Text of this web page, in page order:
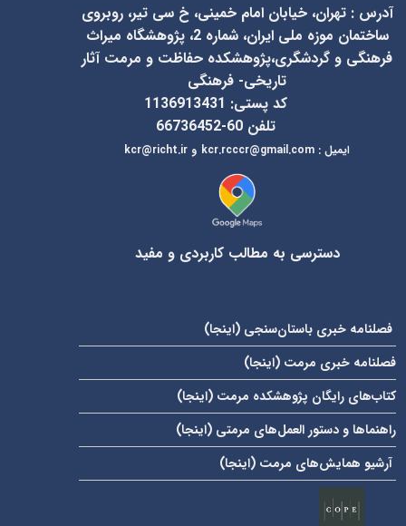
آدرس : تهران، خیابان امام خمینی، خ سی تیر، روبروی
ساختمان موزه ملی ایران، شماره 2، پژوهشگاه میراث
فرهنگی و گردشگری،پژوهشکده حفاظت و مرمت آثار
تاریخی- فرهنگی
کد پستی: 1136913431
تلفن 60-66736452
ایمیل:
kcr@richt.ir و kcr.rcccr@gmail.com
دسترسی به مطالب کاربردی و مفید
فصلنامه خبری باستان‌سنجی ( اینجا)
فصلنامه خبری مرمت ( اینجا)
کتاب‌های رایگان پژوهشکده مرمت ( اینجا)
راهنماها و دستور العمل‌های مرمتی ( اینجا)
آرشیو همایش‌های مرمت ( اینجا)